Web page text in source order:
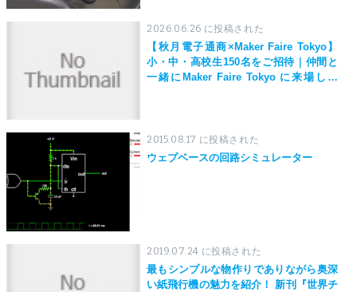
2026.06.26 に投稿された
【秋月電子通商×Maker Faire Tokyo】
小・中・高校生150名をご招待｜仲間と
一緒にMaker Faire Tokyo に来場しよ
2015.08.17 に投稿された
ウェブベースの回路シミュレーター
2019.07.24 に投稿された
最もシンプルな物作りでありながら奥深
い紙飛行機の魅力を紹介！ 新刊『世界チ